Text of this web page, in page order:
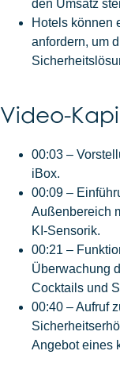
den Umsatz
Hotels können
anfordern, um
Video-
00:03 –
iBox.
00:09 –
Außenbereich
KI-Sensorik.
00:21 –
Überwachung
Cocktails und
00:40 – Aufruf
Angebot eines